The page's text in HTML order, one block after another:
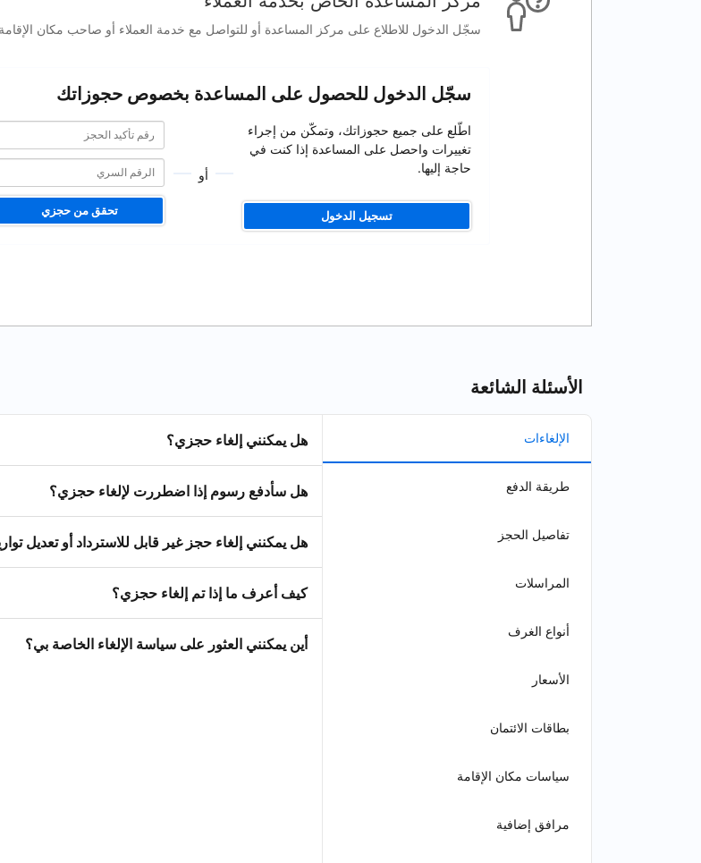
سجّل الدخول للاطلاع على مركز المساعدة أو للتواصل مع خدمة العملاء أو صاحب مكان
سجّل الدخول للحصول على المساعدة بخصوص حجوزاتك
اطّلع على جميع حجوزاتك، وتمكّن من إجراء
تغييرات واحصل على المساعدة إذا كنت في
حاجة إليها.
تسجيل الدخول
أو
تأكيد
الحجز
رقم
تأكيد
الحجز
تحقق من حجزي
الأسئلة الشائعة
الإلغاءات
طريقة الدفع
تفاصيل الحجز
المراسلات
أنواع الغرف
الأسعار
بطاقات الائتمان
سياسات مكان الإقامة
مرافق إضافية
هل يمكنني إلغاء حجزي؟
هل سأدفع رسوم إذا اضطررت لإلغاء حجزي؟
هل يمكنني إلغاء حجز غير قابل للاسترداد أو تعديل
كيف أعرف ما إذا تم إلغاء حجزي؟
أين يمكنني العثور على سياسة الإلغاء الخاصة بي؟